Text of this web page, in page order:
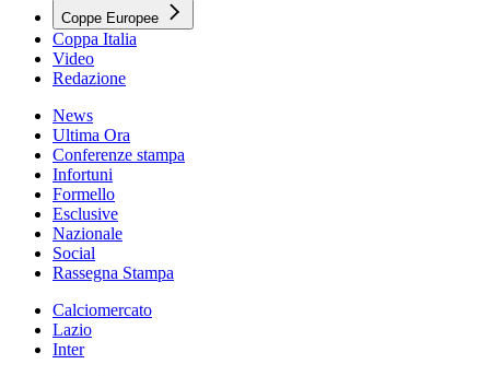
Coppe Europee
Coppa Italia
Video
Redazione
News
Ultima Ora
Conferenze stampa
Infortuni
Formello
Esclusive
Nazionale
Social
Rassegna Stampa
Calciomercato
Lazio
Inter